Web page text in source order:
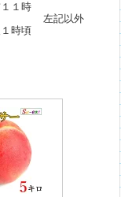
１時
時頃
左記以外